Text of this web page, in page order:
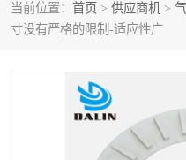
当前位置： 首页 > 供应商机 >
寸没有严格的限制-适应性广
推盘离合器
VC离合器
PO隔膜离合器